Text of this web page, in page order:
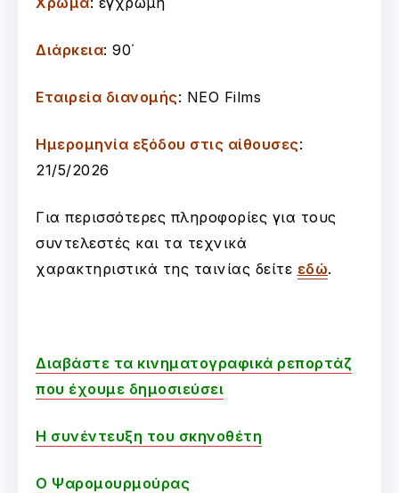
Διάρκεια: 90΄
Εταιρεία διανομής: NEO Films
Ημερομηνία εξόδου στις αίθουσες:
21/5/2026
Για περισσότερες πληροφορίες για τους
συντελεστές και τα τεχνικά
χαρακτηριστικά της ταινίας δείτε εδώ.
Διαβάστε τα κινηματογραφικά ρεπορτάζ
που έχουμε δημοσιεύσει
Η συνέντευξη του σκηνοθέτη
Ο Ψαρομουρμούρας